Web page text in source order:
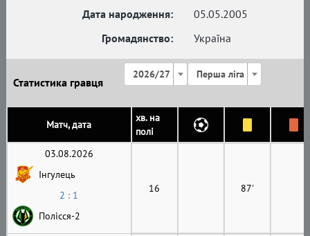
Дата народження:
05.05.2005
Громадянство:
Україна
Статистика гравця
2026/27 Перша ліга
Матч, дата
хв. на
полі
03.08.2026
Інгулець
2 : 1
Полісся-2
16 87'